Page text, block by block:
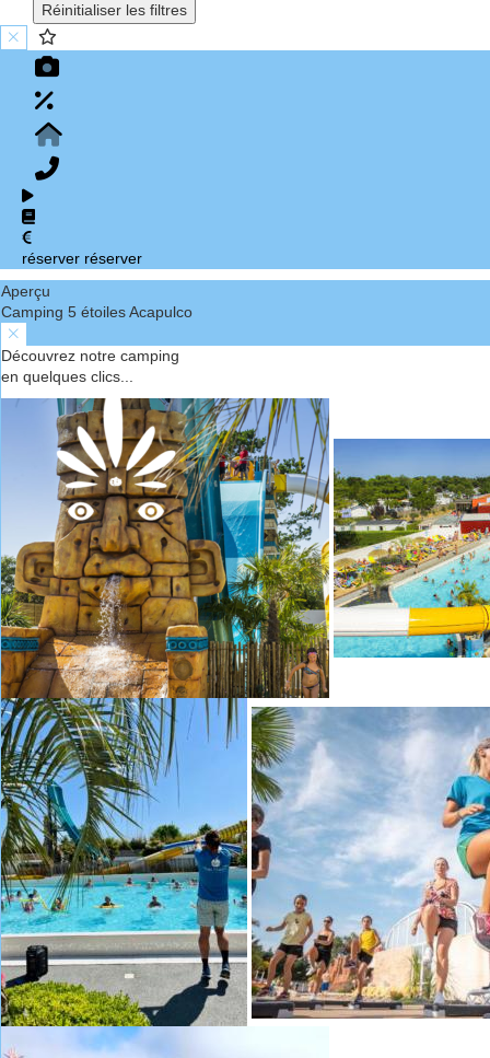
Réinitialiser les filtres
réserver réserver
Aperçu
Camping 5 étoiles Acapulco
Découvrez notre camping
en quelques clics...